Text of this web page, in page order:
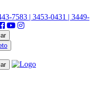
7583 | 3453-0431 | 3449-